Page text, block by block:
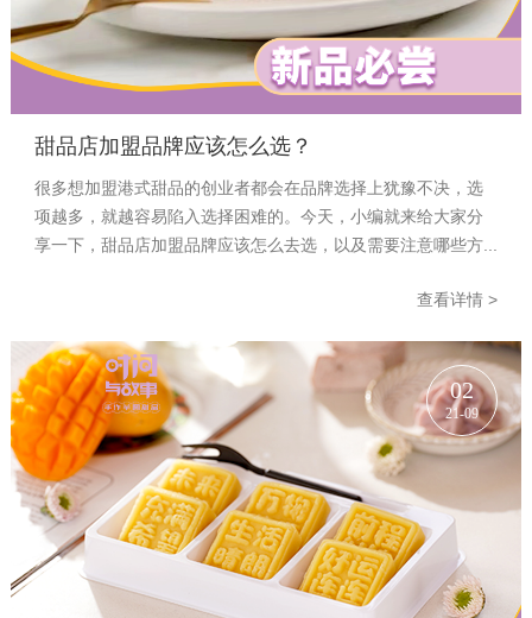
甜品店加盟品牌应该怎么选？
很多想加盟港式甜品的创业者都会在品牌选择上犹豫不决，选
项越多，就越容易陷入选择困难的。今天，小编就来给大家分
享一下，甜品店加盟品牌应该怎么去选，以及需要注意哪些方...
查看详情 >
02
21-09